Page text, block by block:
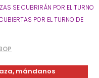
SE CUBRIRÁN POR EL TURNO
POR EL TURNO DE
mándanos